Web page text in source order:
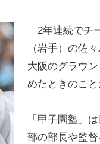
2年連続でチ
（岩手）の佐
大阪のグラウ
めたときのこと
「甲子園塾」
部の部長や監